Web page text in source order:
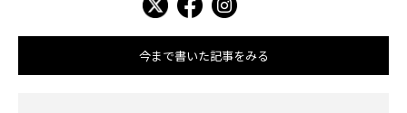
今まで書いた記事をみる